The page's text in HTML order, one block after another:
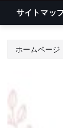
サイトマッ
ホームページ